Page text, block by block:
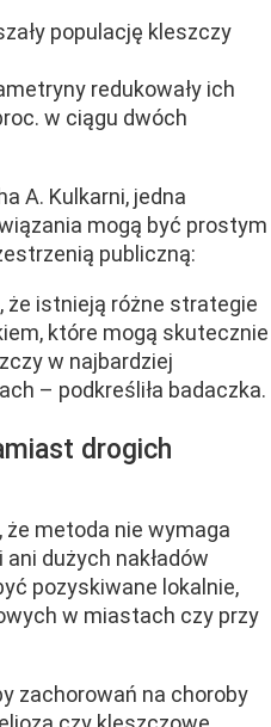
populację kleszczy
redukowały ich
w ciągu dwóch
A. Kulkarni, jedna
mogą być prostym
publiczną:
że istnieją różne strategie
które mogą skutecznie
w najbardziej
– podkreśliła badaczka.
drogich
metoda nie wymaga
dużych nakładów
pozyskiwane lokalnie,
w miastach czy przy
zachorowań na choroby